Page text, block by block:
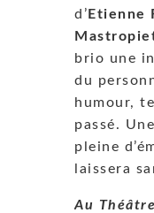
d’Etienne
brio une
du
humour,
passé.
pleine
laissera
Au